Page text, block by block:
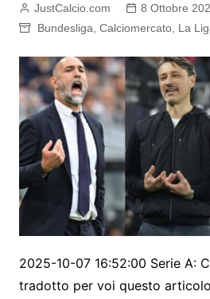
JustCalcio.com
8 Ottobre
Bundesliga Calciomercato, La
2025-10-07 16:52:00 Serie A:
tradotto per voi questo